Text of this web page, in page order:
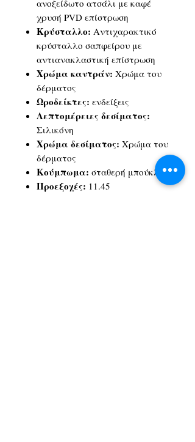
ανοξείδωτο ατσάλι με καφέ
χρυσή PVD επίστρωση
Κρύσταλλο: Αντιχαρακτικό
κρύσταλλο σαπφείρου με
αντιανακλαστική επίστρωση
Χρώμα καντράν: Χρώμα του
δέρματος
Ωροδείκτες: ενδείξεις
Λεπτομέρειες δεσίματος:
Σιλικόνη
Χρώμα δεσίματος: Χρώμα του
δέρματος
Κούμπωμα: σταθερή μπούκλα
Προεξοχές: 11.45